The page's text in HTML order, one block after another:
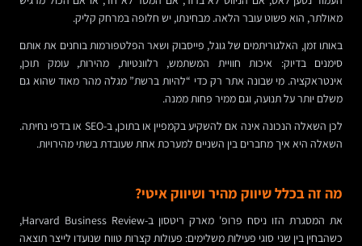
מאולתר, הוא פשוט עובר הלאה. מבחינתו, יש חלופה במרחק קליק.
באותו זמן, האלגוריתמים של גוגל, פייסבוק ושאר הפלטפורמות בוחנים את אותם
סימנים בדיוק: איכות חוויית המשתמש, רלוונטיות, מהירות, עומק תוכן,
אינטראקציה. מי שבונה אתר רק כדי “להיות ברשת” מגלה מהר מאוד שהוא גם
משלם יותר על תנועה, וגם ממיר פחות ממנה.
לכן השאלה הנכונה אינה אם להשקיע בקמפיין או בתוכן, ב-SEO או בדפי נחיתה.
השאלה היא איך מחברים בין השניים למערכת אחת שעובדת בשתי מהירויות.
מה זה בכלל שיווק מהיר ושיווק איטי?
את המסגרת הזו ניסח פרופ' מארק ריטסון ב-Harvard Business Review,
כשהבחין בין שני סוגי פעילות משלימים: פעולות קצרות טווח שנועדו לייצר תוצאה